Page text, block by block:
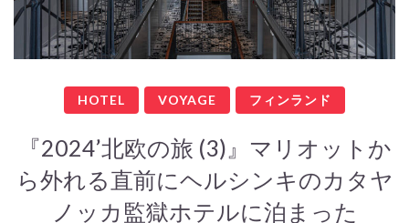
HOTEL VOYAGE フィンランド
『2024’北欧の旅 (3)』マリオットか
ら外れる直前にヘルシンキのカタヤ
ノッカ監獄ホテルに泊まった